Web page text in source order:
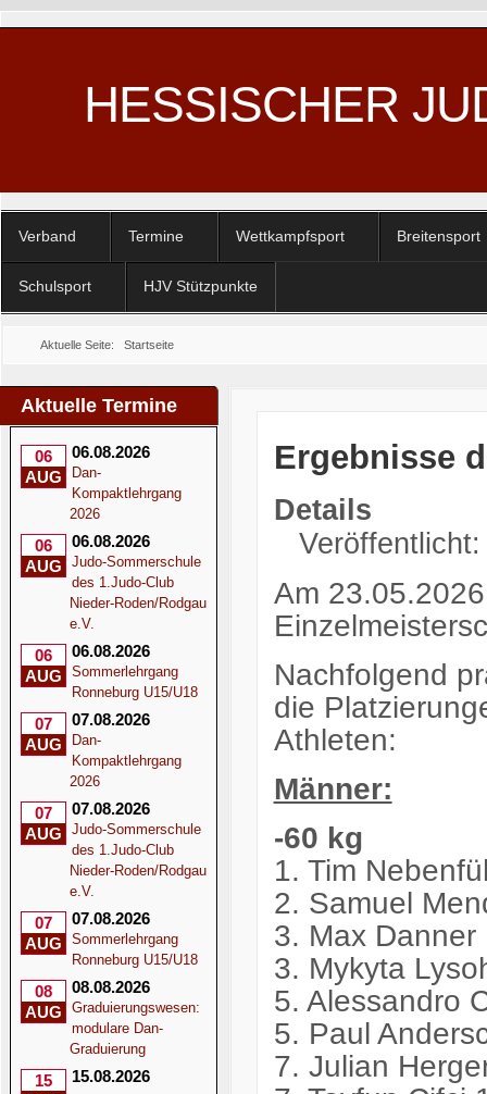
HESSISCHER
Verband Termine Wettkampfsport Breitensport
Schulsport HJV Stützpunkte
Aktuelle Seite: Startseite
Aktuelle Termine
06
AUG
06.08.2026
Dan-
Kompaktlehrgang
2026
06
AUG
06.08.2026
Judo-Sommerschule
des 1.Judo-Club
Nieder-Roden/Rodgau
e.V.
06
AUG
06.08.2026
Sommerlehrgang
Ronneburg U15/U18
07
AUG
07.08.2026
Dan-
Kompaktlehrgang
2026
07
AUG
07.08.2026
Judo-Sommerschule
des 1.Judo-Club
Nieder-Roden/Rodgau
e.V.
07
AUG
07.08.2026
Sommerlehrgang
Ronneburg U15/U18
08
AUG
08.08.2026
Graduierungswesen:
modulare Dan-
Graduierung
15
15.08.2026
Ergebnisse
Details
Am
Nachfolgend
die
Athleten:
Männer:
-60 kg
1. Tim
2. Samuel
3. Max
3. Mykyta
5. Alessandro
5. Paul
7. Julian